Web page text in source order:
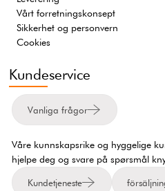
Vårt forretningskonsept
Sikkerhet og personvern
Cookies
Kundeservice
Vanliga frågor
Våre kunnskapsrike og hyggelige
hjelpe deg og svare på spørsmål
Kundetjeneste